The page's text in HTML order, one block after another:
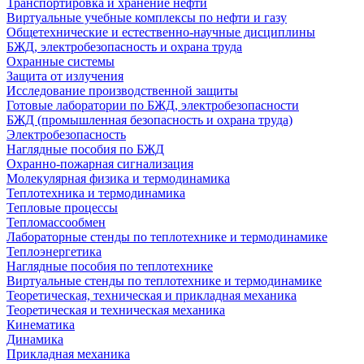
Транспортировка и хранение нефти
Виртуальные учебные комплексы по нефти и газу
Общетехнические и естественно-научные дисциплины
БЖД, электробезопасность и охрана труда
Охранные системы
Защита от излучения
Исследование производственной защиты
Готовые лаборатории по БЖД, электробезопасности
БЖД (промышленная безопасность и охрана труда)
Электробезопасность
Наглядные пособия по БЖД
Охранно-пожарная сигнализация
Молекулярная физика и термодинамика
Теплотехника и термодинамика
Тепловые процессы
Тепломассообмен
Лабораторные стенды по теплотехнике и термодинамике
Теплоэнергетика
Наглядные пособия по теплотехнике
Виртуальные стенды по теплотехнике и термодинамике
Теоретическая, техническая и прикладная механика
Теоретическая и техническая механика
Кинематика
Динамика
Прикладная механика